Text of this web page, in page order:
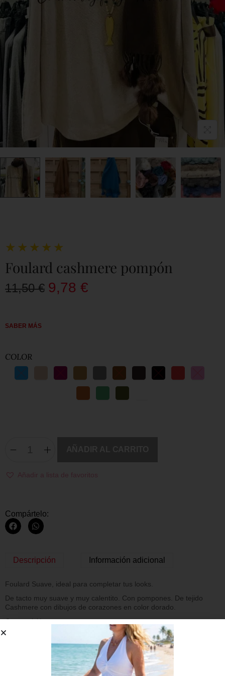
★ ★ ★ ★ ★
Foulard cashmere pompón
11,50€ 9,78 €
SABER MÁS
COLOR
Añadir a lista de favoritos
Compártelo:
Descripción Información adicional
Foulard Suave, ideal para completar tus looks.
De tacto muy suave y muy calentito. Con pompones. De tejido
Cashmere con dibujos de corazones en color dorado.
Composición:
30% Viscosa